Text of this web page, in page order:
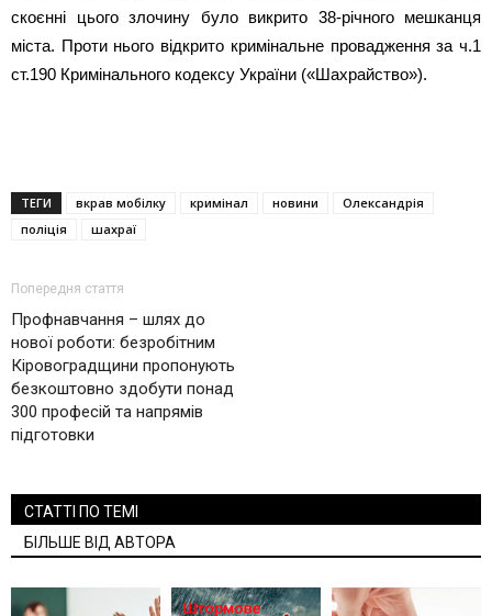
скоєнні цього злочину було викрито 38-річного мешканця
міста. Проти нього відкрито кримінальне провадження за ч.1
ст.190 Кримінального кодексу України («Шахрайство»).
ТЕГИ вкрав мобілку кримінал новини
Олександрія
поліція
шахраї
Попередня стаття
Профнавчання – шлях до
нової роботи: безробітним
Кіровоградщини пропонують
безкоштовно здобути понад
300 професій та напрямів
підготовки
СТАТТІ ПО ТЕМІ
БІЛЬШЕ ВІД АВТОРА